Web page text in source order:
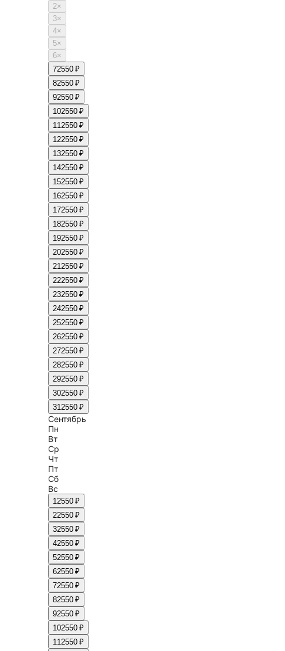
2×
3×
4×
5×
6×
72550 ₽
82550 ₽
92550 ₽
102550 ₽
112550 ₽
122550 ₽
132550 ₽
142550 ₽
152550 ₽
162550 ₽
172550 ₽
182550 ₽
192550 ₽
202550 ₽
212550 ₽
222550 ₽
232550 ₽
242550 ₽
252550 ₽
262550 ₽
272550 ₽
282550 ₽
292550 ₽
302550 ₽
312550 ₽
Сентябрь
Пн
Вт
Ср
Чт
Пт
Сб
Вс
12550 ₽
22550 ₽
32550 ₽
42550 ₽
52550 ₽
62550 ₽
72550 ₽
82550 ₽
92550 ₽
102550 ₽
112550 ₽